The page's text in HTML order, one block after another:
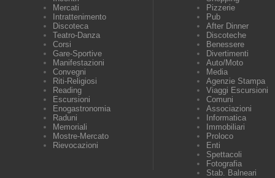
Mercati
Intrattenimento
Discoteca
Teatro-Danza
Corsi
Gare-Sportive
Manifestazioni
Convegni
Riti-Religiosi
Reading
Escursioni
Enogastronomia
Raduni
Memoriali
Mostre-Mercato
Rievocazioni
Pizzerie
Pub
After Dinner
Discoteche
Benessere
Divertimenti
Auto/Moto
Media
Agenzie Stampa
Viaggi Escursioni
Comuni
Associazioni
Informatica
Immobiliari
Proloco
Enti
Spettacoli
Fotografia
Stab. Balneari